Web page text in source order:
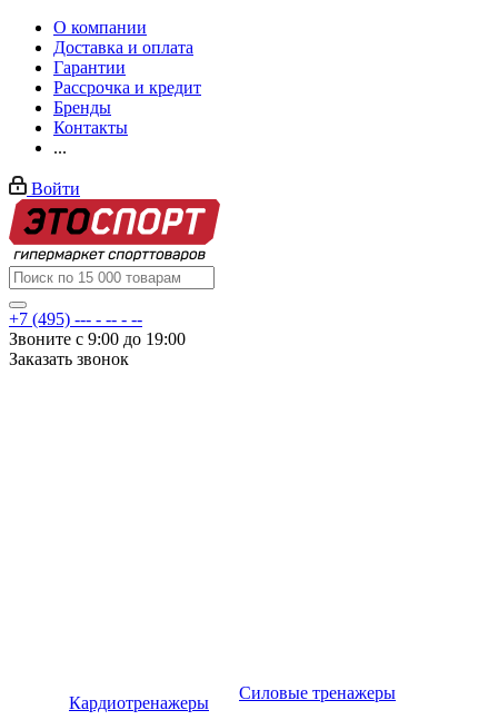
О компании
Доставка и оплата
Гарантии
Рассрочка и кредит
Бренды
Контакты
...
Войти
+7 (495) --- - -- - --
Звоните с 9:00 до 19:00
Заказать звонок
Кардиотренажеры
Силовые тренажеры